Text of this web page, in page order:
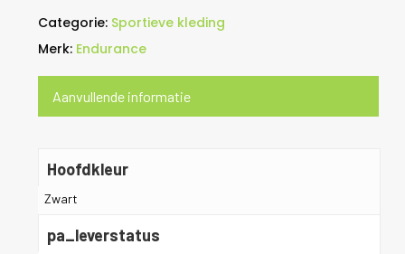
Categorie: Sportieve kleding
Merk: Endurance
Aanvullende informatie
Hoofdkleur
Zwart
pa_leverstatus